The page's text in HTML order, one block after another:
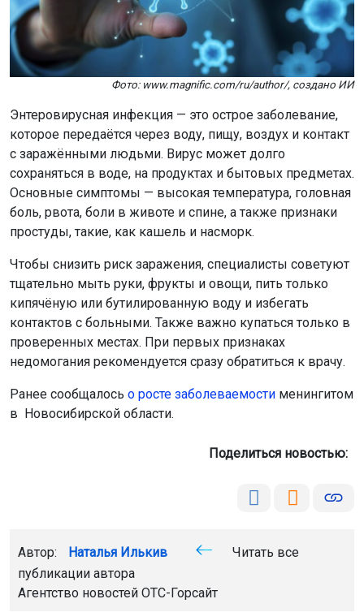
Фото: www.magnific.com/ru/author/, создано ИИ
Энтеровирусная инфекция — это острое заболевание,
которое передаётся через воду, пищу, воздух и контакт
с заражёнными людьми. Вирус может долго
сохраняться в воде, на продуктах и бытовых предметах.
Основные симптомы — высокая температура, головная
боль, рвота, боли в животе и спине, а также признаки
простуды, такие, как кашель и насморк.
Чтобы снизить риск заражения, специалисты советуют
тщательно мыть руки, фрукты и овощи, пить только
кипячёную или бутилированную воду и избегать
контактов с больными. Также важно купаться только в
проверенных местах. При первых признаках
недомогания рекомендуется сразу обратиться к врачу.
Ранее сообщалось о росте заболеваемости менингитом
в Новосибирской области.
Поделиться новостью:
Автор: Наталья Илькив
Читать все
публикации автора
Агентство новостей ОТС-Горсайт